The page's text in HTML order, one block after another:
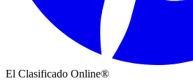
El Clasificado Online®